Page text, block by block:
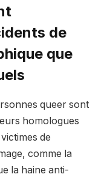
de
que
queer sont
homologues
de
comme la
la haine anti-